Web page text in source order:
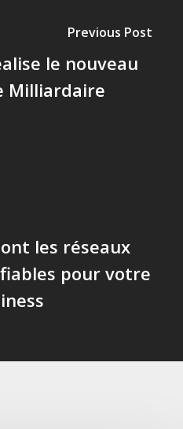
Previous Post
le nouveau
Milliardaire
les réseaux
pour votre